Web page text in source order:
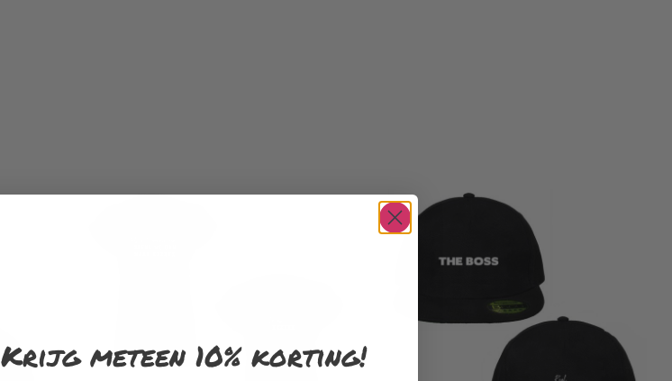
Krijg meteen 10% korting!